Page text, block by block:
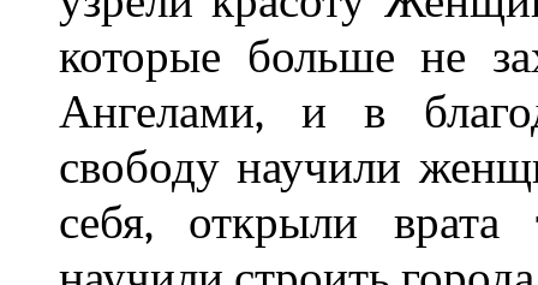
которые больше не
Ангелами, и в
свободу научили
себя, открыли